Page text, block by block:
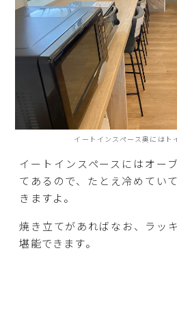
イートインスペース奥にはト
イートインスペースにはオー
てあるので、たとえ冷めてい
きますよ。
焼き立てがあればなお、ラッ
堪能できます。